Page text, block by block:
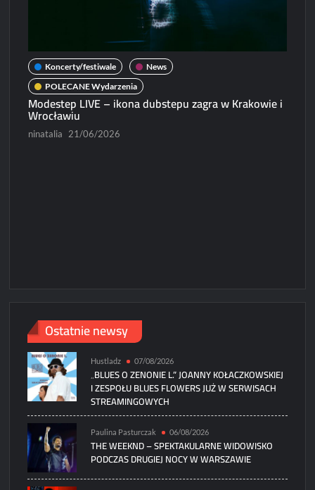
Koncerty/festiwale
News
POLECANE Wydarzenia
Modestep LIVE – ikona dubstepu zagra w Krakowie i
Wrocławiu
ninatalia 21/06/2026
Ostatnie newsy
Hustladz 07/08/2026
„BLUES O ZENONIE L.” JOANNY KOŁACZKOWSKIEJ
I ZESPOŁU BLUES FLOWERS JUŻ W SERWISACH
STREAMINGOWYCH
Paulina Pasturczak 06/08/2026
THE WEEKND – SPEKTAKULARNE WIDOWISKO
PODCZAS DRUGIEJ NOCY W WARSZAWIE